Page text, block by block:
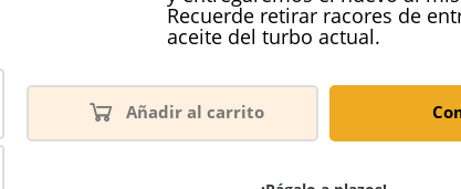
Recuerde retirar racores de
aceite del turbo actual.
Añadir al carrito